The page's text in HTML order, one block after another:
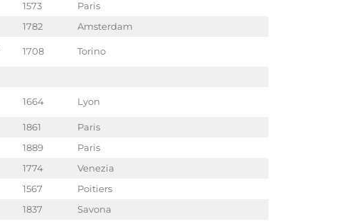
1573
Paris
1782
Amsterdam
1708 Torino
1664 Lyon
1861
Paris
1889
Paris
1774
Venezia
1567
Poitiers
1837
Savona